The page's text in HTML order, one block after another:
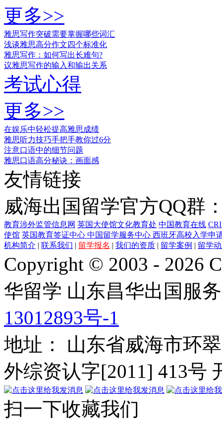
更多>>
雅思写作突破需要掌握哪些词汇
浅谈雅思高分作文四个标准化
雅思写作：如何写出长难句?
议雅思写作的输入和输出关系
考试心得
更多>>
在娱乐中轻松提高雅思成绩
雅思听力技巧手把手教你过6分
注意口语中的细节问题
雅思口语高分秘诀：画面感
友情链接
威海出国留学官方QQ群
教育涉外监管信息网 英国大使馆文化教育处 中国教育在线
使馆 英国教育签证中心 中国留学服务中心 西班牙高校入学申
机构简介 | 联系我们 | 留学报名 | 我们的资质 | 留学案例 | 留学
Copyright © 2003 - 2026
华留学 山东昌华出国服
13012893号-1
地址： 山东省威海市环
外综资认字[2011] 413号
扫一下收藏我们